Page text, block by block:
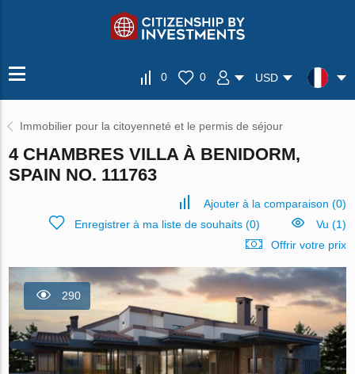
0 0 USD
Immobilier pour la citoyenneté et le permis de séjour
4 CHAMBRES VILLA À BENIDORM,
SPAIN NO. 111763
Ajouter à la comparaison (0)
Enregistrer à ma liste de souhaits(0)
Vu (1)
Offrir votre prix
290